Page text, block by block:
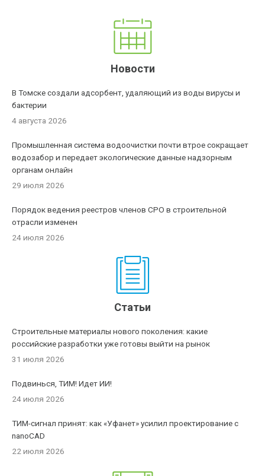
Новости
В Томске создали адсорбент, удаляющий из воды вирусы и
бактерии
4 августа 2026
Промышленная система водоочистки почти втрое сокращает
водозабор и передает экологические данные надзорным
органам онлайн
29 июля 2026
Порядок ведения реестров членов СРО в строительной
отрасли изменен
24 июля 2026
Статьи
Строительные материалы нового поколения: какие
российские разработки уже готовы выйти на рынок
31 июля 2026
Подвинься, ТИМ! Идет ИИ!
24 июля 2026
ТИМ-сигнал принят: как «Уфанет» усилил проектирование с
nanoCAD
22 июля 2026